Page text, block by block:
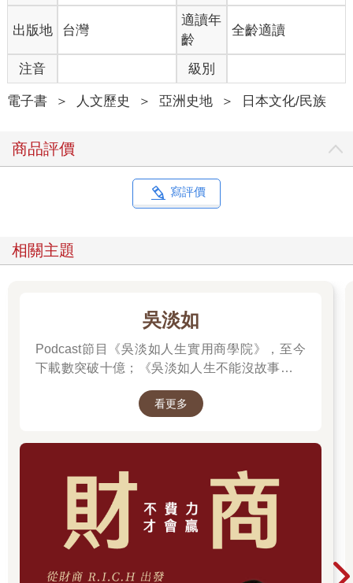
出版地 台灣
適讀年
齡
全齡適讀
注音 級別
電子書 ＞ 人文歷史 ＞ 亞洲史地 ＞ 日本文化/民族
商品評價
寫評價
相關主題
吳淡如
Podcast節目《吳淡如人生實用商學院》，至今
下載數突破十億；《吳淡如人生不能沒故事》也
讀歷史中的權力運作與人性選擇，讓看似遙遠的
看更多